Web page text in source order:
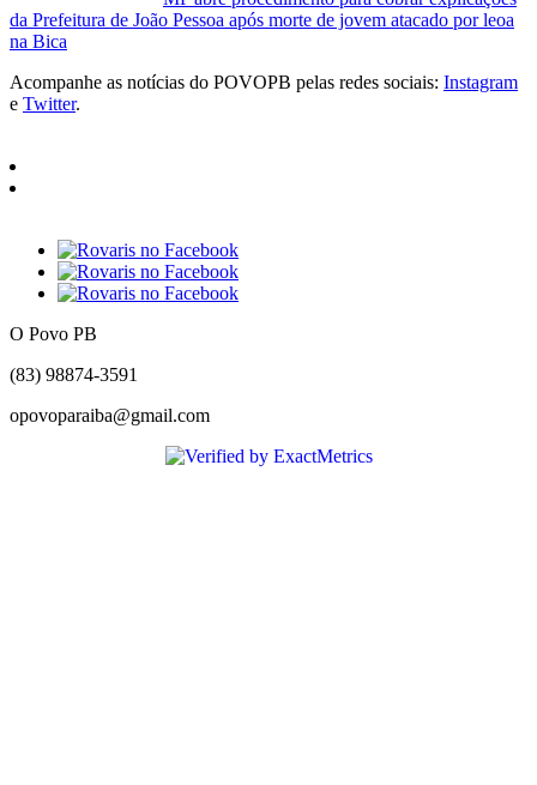
da Prefeitura de João Pessoa após morte de jovem atacado por leoa
na Bica
Acompanhe as notícias do POVOPB pelas redes sociais: Instagram
e Twitter.
O Povo PB
(83) 98874-3591
opovoparaiba@gmail.com